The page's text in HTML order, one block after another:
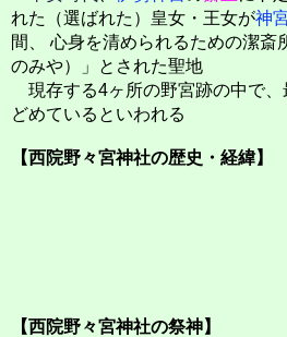
れた（選ばれた）皇女・王女が神
間、
心身を清められるための潔斎
のみや）」とされた聖地
現存する4ヶ所の野宮跡の中で、
どめているといわれる
【西院野々宮神社の歴史・経緯】
【西院野々宮神社の祭神】